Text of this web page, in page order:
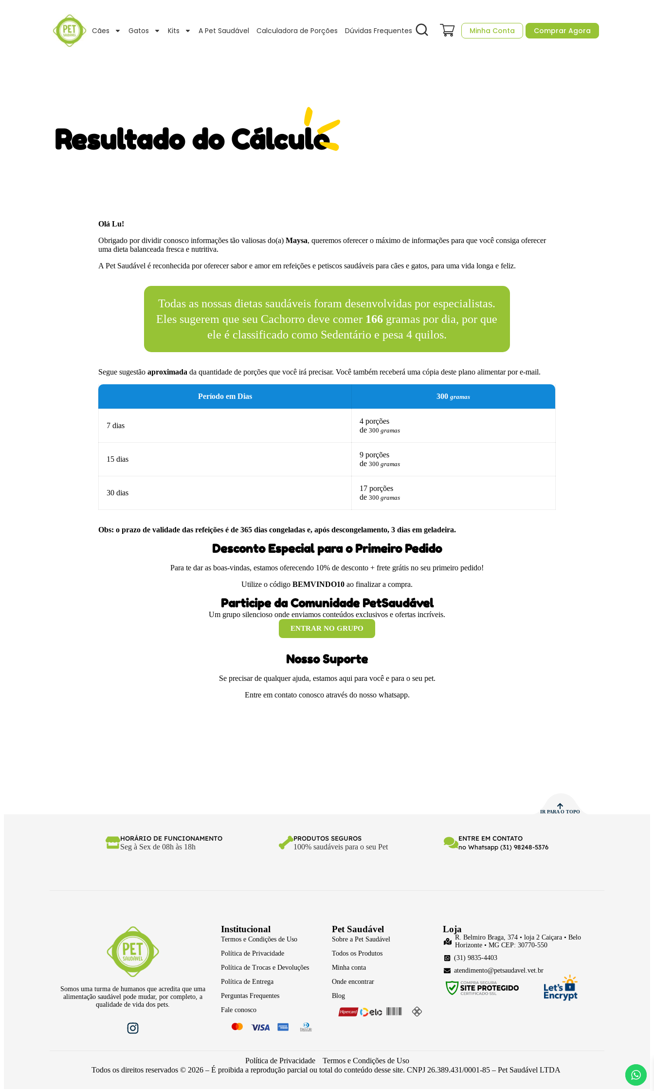
Cães Gatos Kits A Pet Saudável Calculadora de Porções Dúvidas Frequentes Minha Conta Comprar Agora
Resultado do Cálculo
Olá Lu!
Obrigado por dividir conosco informações tão valiosas do(a) Maysa, queremos oferecer o máximo de informações para que você consiga oferecer
uma dieta balanceada fresca e nutritiva.
A Pet Saudável é reconhecida por oferecer sabor e amor em refeições e petiscos saudáveis para cães e gatos, para uma vida longa e feliz.
Todas as nossas dietas saudáveis foram desenvolvidas por especialistas.
Eles sugerem que seu Cachorro deve comer 166 gramas por dia, por que
ele é classificado como Sedentário e pesa 4 quilos.
Segue sugestão aproximada da quantidade de porções que você irá precisar. Você também receberá uma cópia deste plano alimentar por e-mail.
Período em Dias 300gramas
7 dias
4 porções
de 300 gramas
15 dias
9 porções
de 300 gramas
30 dias
17 porções
de 300 gramas
Obs: o prazo de validade das refeições é de 365 dias congeladas e, após descongelamento, 3 dias em geladeira.
Desconto Especial para o Primeiro Pedido
Para te dar as boas-vindas, estamos oferecendo 10% de desconto + frete grátis no seu primeiro pedido!
Utilize o código BEMVINDO10 ao finalizar a compra.
Participe da Comunidade PetSaudável
Um grupo silencioso onde enviamos conteúdos exclusivos e ofertas incríveis.
ENTRAR NO GRUPO
Nosso Suporte
Se precisar de qualquer ajuda, estamos aqui para você e para o seu pet.
Entre em contato conosco através do nosso whatsapp.
IR PARA O TOPO
HORÁRIO DE FUNCIONAMENTO
Seg à Sex de 08h às 18h
PRODUTOS SEGUROS
100% saudáveis para o seu Pet
ENTRE EM CONTATO
no Whatsapp (31) 98248-5376
Somos uma turma de humanos que acredita que uma
alimentação saudável pode mudar, por completo, a
qualidade de vida dos pets.
Institucional
Termos e Condições de Uso
Política de Privacidade
Política de Trocas e Devoluções
Política de Entrega
Perguntas Frequentes
Fale conosco
Pet Saudável
Sobre a Pet Saudável
Todos os Produtos
Minha conta
Onde encontrar
Blog
Loja
R. Belmiro Braga, 374 • loja 2 Caiçara • Belo
Horizonte • MG CEP: 30770-550
(31) 9835-4403
atendimento@petsaudavel.vet.br
Política de Privacidade
Termos e Condições de Uso
Todos os direitos reservados © 2026 – É proibida a reprodução parcial ou total do conteúdo desse site. CNPJ 26.389.431/0001-85 – Pet Saudável LTDA